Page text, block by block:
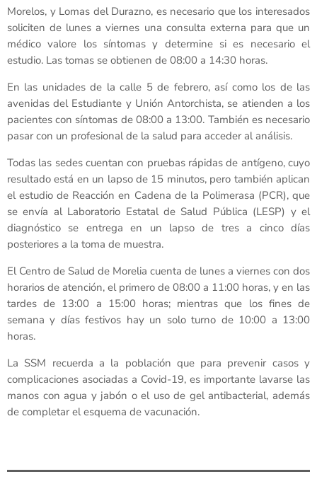
Morelos, y Lomas del Durazno, es necesario que los interesados
soliciten de lunes a viernes una consulta externa para que un
médico valore los síntomas y determine si es necesario el
estudio. Las tomas se obtienen de 08:00 a 14:30 horas.
En las unidades de la calle 5 de febrero, así como los de las
avenidas del Estudiante y Unión Antorchista, se atienden a los
pacientes con síntomas de 08:00 a 13:00. También es necesario
pasar con un profesional de la salud para acceder al análisis.
Todas las sedes cuentan con pruebas rápidas de antígeno, cuyo
resultado está en un lapso de 15 minutos, pero también aplican
el estudio de Reacción en Cadena de la Polimerasa (PCR), que
se envía al Laboratorio Estatal de Salud Pública (LESP) y el
diagnóstico se entrega en un lapso de tres a cinco días
posteriores a la toma de muestra.
El Centro de Salud de Morelia cuenta de lunes a viernes con dos
horarios de atención, el primero de 08:00 a 11:00 horas, y en las
tardes de 13:00 a 15:00 horas; mientras que los fines de
semana y días festivos hay un solo turno de 10:00 a 13:00
horas.
La SSM recuerda a la población que para prevenir casos y
complicaciones asociadas a Covid-19, es importante lavarse las
manos con agua y jabón o el uso de gel antibacterial, además
de completar el esquema de vacunación.